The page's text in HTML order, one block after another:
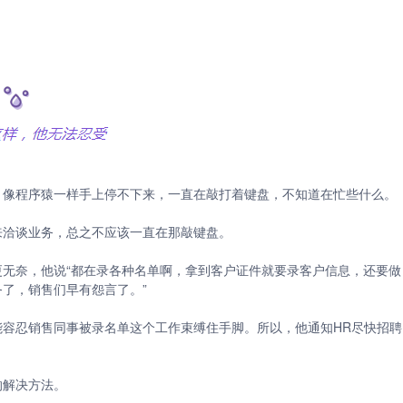
序猿一样手上停不下来，一直在敲打着键盘，不知道在忙些什么。
谈业务，总之不应该一直在那敲键盘。
奈，他说“都在录各种名单啊，拿到客户证件就要录客户信息，还要做
，销售们早有怨言了。”
忍销售同事被录名单这个工作束缚住手脚。所以，他通知HR尽快招聘
决方法。